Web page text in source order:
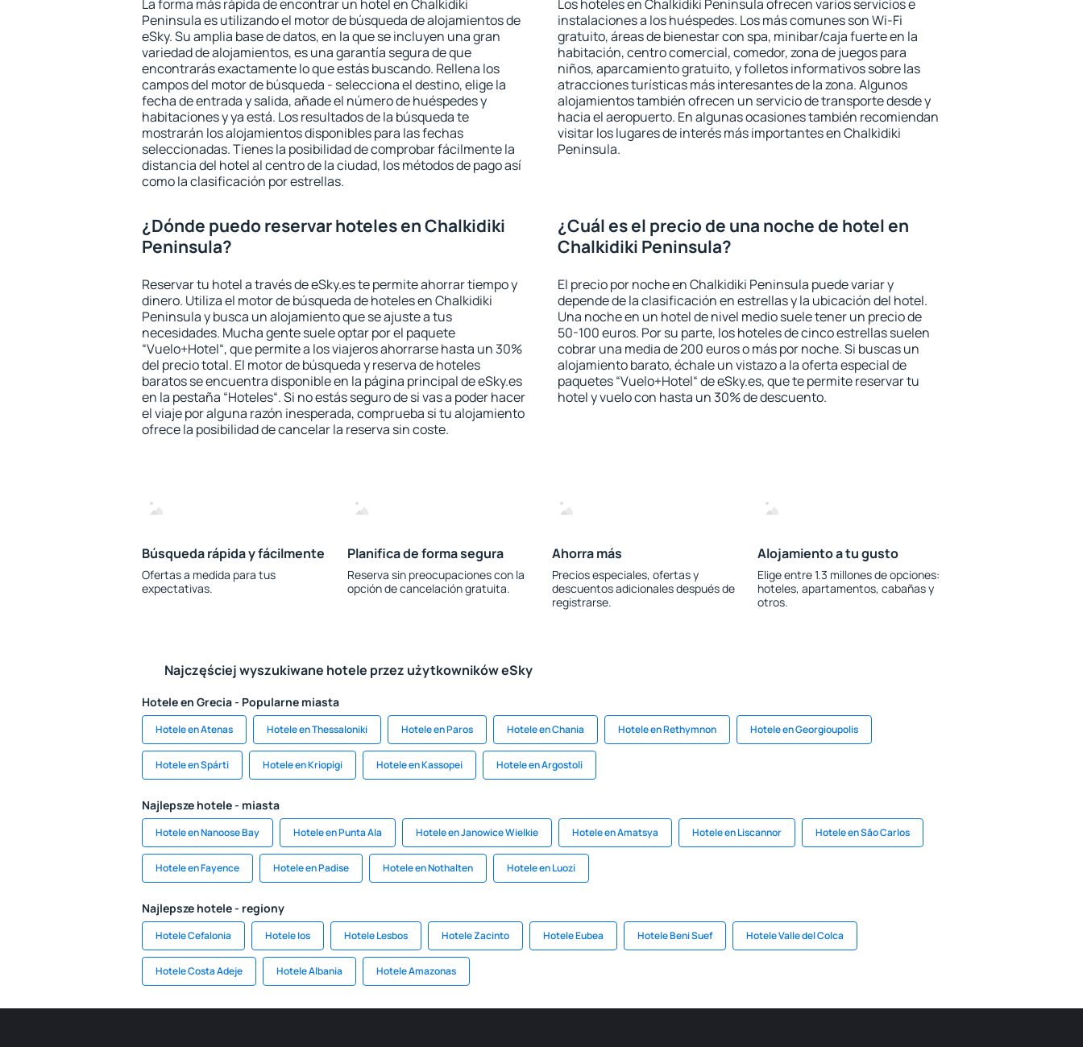
La forma más rápida de encontrar un hotel en Chalkidiki
Peninsula es utilizando el motor de búsqueda de alojamientos de
eSky. Su amplia base de datos, en la que se incluyen una gran
variedad de alojamientos, es una garantía segura de que
encontrarás exactamente lo que estás buscando. Rellena los
campos del motor de búsqueda - selecciona el destino, elige la
fecha de entrada y salida, añade el número de huéspedes y
habitaciones y ya está. Los resultados de la búsqueda te
mostrarán los alojamientos disponibles para las fechas
seleccionadas. Tienes la posibilidad de comprobar fácilmente la
distancia del hotel al centro de la ciudad, los métodos de pago así
como la clasificación por estrellas.
Los hoteles en Chalkidiki Peninsula ofrecen varios servicios e
instalaciones a los huéspedes. Los más comunes son Wi-Fi
gratuito, áreas de bienestar con spa, minibar/caja fuerte en la
habitación, centro comercial, comedor, zona de juegos para
niños, aparcamiento gratuito, y folletos informativos sobre las
atracciones turísticas más interesantes de la zona. Algunos
alojamientos también ofrecen un servicio de transporte desde y
hacia el aeropuerto. En algunas ocasiones también recomiendan
visitar los lugares de interés más importantes en Chalkidiki
Peninsula.
¿Dónde puedo reservar hoteles en Chalkidiki
Peninsula?
Reservar tu hotel a través de eSky.es te permite ahorrar tiempo y
dinero. Utiliza el motor de búsqueda de hoteles en Chalkidiki
Peninsula y busca un alojamiento que se ajuste a tus
necesidades. Mucha gente suele optar por el paquete
“Vuelo+Hotel“, que permite a los viajeros ahorrarse hasta un 30%
del precio total. El motor de búsqueda y reserva de hoteles
baratos se encuentra disponible en la página principal de eSky.es
en la pestaña “Hoteles“. Si no estás seguro de si vas a poder hacer
el viaje por alguna razón inesperada, comprueba si tu alojamiento
ofrece la posibilidad de cancelar la reserva sin coste.
¿Cuál es el precio de una noche de hotel en
Chalkidiki Peninsula?
El precio por noche en Chalkidiki Peninsula puede variar y
depende de la clasificación en estrellas y la ubicación del hotel.
Una noche en un hotel de nivel medio suele tener un precio de
50-100 euros. Por su parte, los hoteles de cinco estrellas suelen
cobrar una media de 200 euros o más por noche. Si buscas un
alojamiento barato, échale un vistazo a la oferta especial de
paquetes “Vuelo+Hotel“ de eSky.es, que te permite reservar tu
hotel y vuelo con hasta un 30% de descuento.
Búsqueda rápida y fácilmente
Ofertas a medida para tus
expectativas.
Planifica de forma segura
Reserva sin preocupaciones con la
opción de cancelación gratuita.
Ahorra más
Precios especiales, ofertas y
descuentos adicionales después de
registrarse.
Alojamiento a tu gusto
Elige entre 1.3 millones de opciones:
hoteles, apartamentos, cabañas y
otros.
Najczęściej wyszukiwane hotele przez użytkowników eSky
Hotele en Grecia - Popularne miasta
Hotele en Atenas Hotele en Thessaloniki Hotele en Paros Hotele en Chania Hotele en Rethymnon Hotele en Georgioupolis
Hotele en Spárti Hotele en Kriopigi Hotele en Kassopei Hotele en Argostoli
Najlepsze hotele - miasta
Hotele en Nanoose Bay Hotele en Punta Ala Hotele en Janowice Wielkie Hotele en Amatsya Hotele en Liscannor Hotele en Săo Carlos
Hotele en Fayence Hotele en Padise Hotele en Nothalten Hotele en Luozi
Najlepsze hotele - regiony
Hotele Cefalonia Hotele Ios Hotele Lesbos Hotele Zacinto Hotele Eubea Hotele Beni Suef Hotele Valle del Colca
Hotele Costa Adeje Hotele Albania Hotele Amazonas